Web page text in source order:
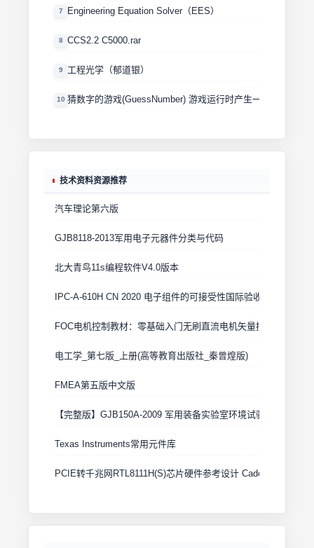
7 Engineering Equation Solver（EES）
8 CCS2.2 C5000.rar
9 工程光学（郁道银）
10 猜数字的游戏(GuessNumber) 游戏运行时产生一个0－1000
技术资料资源推荐
汽车理论第六版
GJB8118-2013军用电子元器件分类与代码
北大青鸟11s编程软件V4.0版本
IPC-A-610H CN 2020 电子组件的可接受性国际验收标准
FOC电机控制教材：零基础入门无刷直流电机矢量控制技术 上
电工学_第七版_上册(高等教育出版社_秦曾煌版)
FMEA第五版中文版
【完整版】GJB150A-2009 军用装备实验室环境试验方法
Texas Instruments常用元件库
PCIE转千兆网RTL8111H(S)芯片硬件参考设计 Cadence原理图